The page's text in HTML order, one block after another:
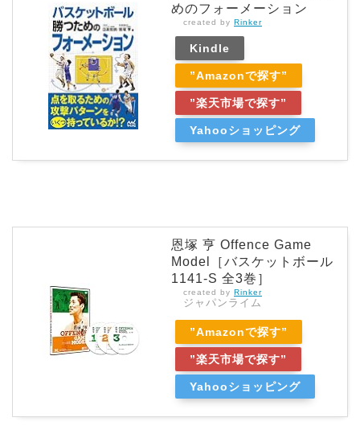
めのフォーメーション
created by Rinker
Kindle
”Amazonで探す”
”楽天市場で探す”
Yahooショッピング
恩塚 亨 Offence Game
Model［バスケットボール
1141-S 全3巻］
created by Rinker
ジャパンライム
”Amazonで探す”
”楽天市場で探す”
Yahooショッピング